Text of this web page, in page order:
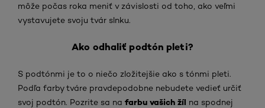
môže počas roka meniť v závislosti od toho, ako veľmi
vystavujete svoju tvár slnku.
Ako odhaliť podtón pleti?
S podtónmi je to o niečo zložitejšie ako s tónmi pleti.
Podľa farby tváre pravdepodobne nebudete vedieť určiť
svoj podtón. Pozrite sa na farbu vašich žíl na spodnej